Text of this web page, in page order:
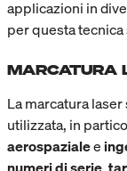
applicazioni in
per questa tecnica
MARCATURA
La marcatura
utilizzata, in
aerospazialee